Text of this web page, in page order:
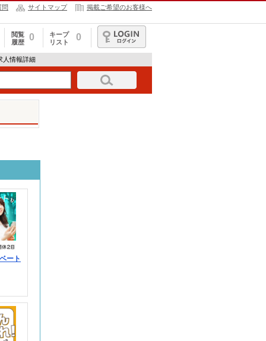
問 サイトマップ 掲載ご希望のお客様へ
閲覧
履歴
0
キープ
リスト
0
ログイン
人情報詳細
ート